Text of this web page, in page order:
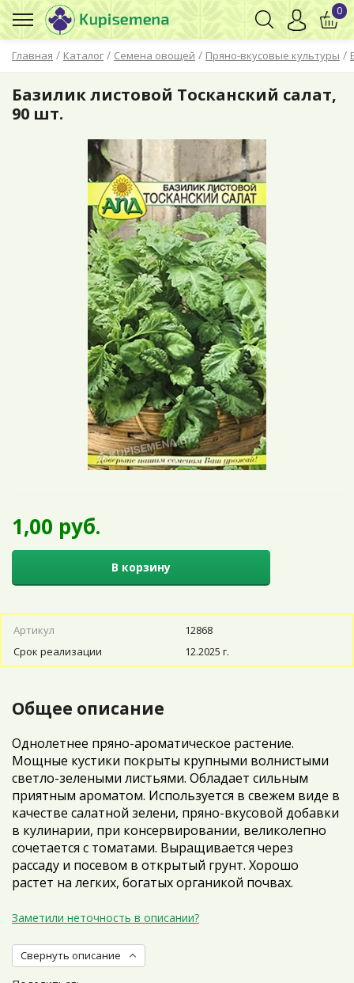
Главная / Каталог / Семена овощей / Пряно-вкусовые культуры /
0
Базилик листовой Тосканский салат,
90 шт.
1,00 руб.
В корзину
Артикул
12868
Срок реализации
12.2025 г.
Общее описание
Однолетнее пряно-ароматическое растение.
Мощные кустики покрыты крупными волнистыми
светло-зелеными листьями. Обладает сильным
приятным ароматом. Используется в свежем виде в
качестве салатной зелени, пряно-вкусовой добавки
в кулинарии, при консервировании, великолепно
сочетается с томатами. Выращивается через
рассаду и посевом в открытый грунт. Хорошо
растет на легких, богатых органикой почвах.
Заметили неточность в описании?
Свернуть описание